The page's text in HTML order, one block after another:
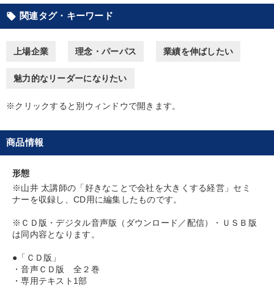
※「更新」を押すと「カテゴリー」「目的別」「キーワード」を更新いただけます。
local_offer タグから探す refresh
早わかり 新技術 IT・デジタル活用 女性経営者
成功哲学 企業再建 思考法 テレビ・ネットで話題
いい会社 労務問題・リスク対策 リーダーシップ
仕組み MBA
多様性・ダイバーシティ
local_offer 関連タグ・キーワード
上場企業 理念・パーパス 業績を伸ばしたい
魅力的なリーダーになりたい
※クリックすると別ウィンドウで開きます。
商品情報
形態
※山井 太講師の「好きなことで会社を大きくする経営」セミ
ナーを収録し、CD用に編集したものです。
※ＣＤ版・デジタル音声版（ダウンロード／配信）・ＵＳＢ版
は同内容となります。
●「ＣＤ版」
・音声ＣＤ版 全２巻
・専用テキスト1部